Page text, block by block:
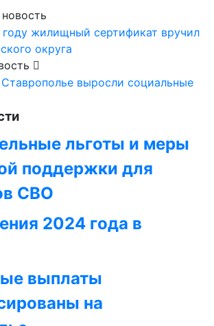
жилищный сертификат вручил
округа
выросли социальные
льготы и меры
поддержки для
СВО
2024 года в
выплаты
на